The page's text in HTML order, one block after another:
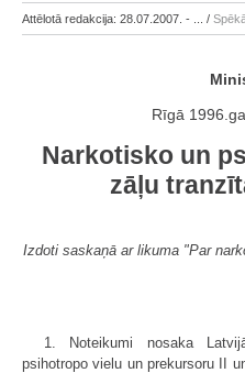
Attēlotā redakcija: 28.07.2007. - ... /
Rīgā
Narkotisko un
zāļu
Izdoti saskaņā ar likuma "Par
1. Noteikumi nosaka
psihotropo vielu un prekursoru II